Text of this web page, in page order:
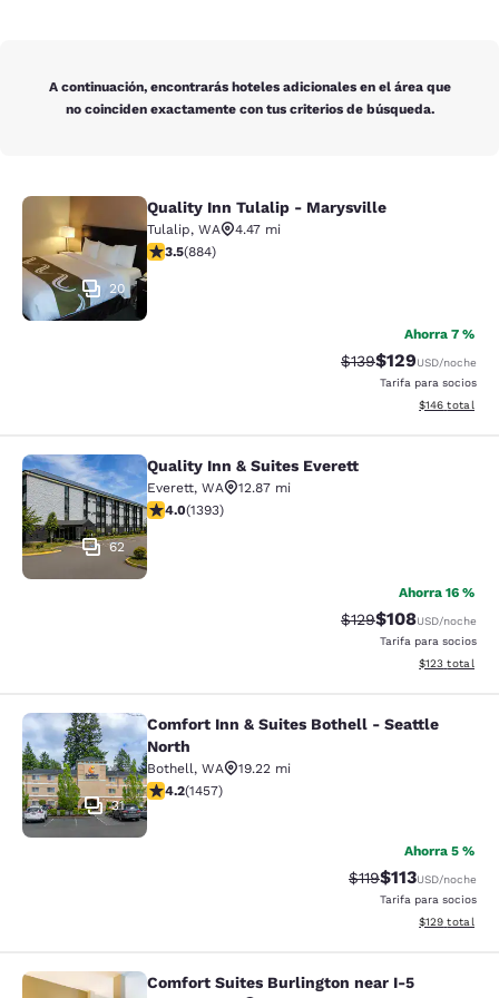
A continuación, encontrarás hoteles adicionales en el área que
no coinciden exactamente con tus criterios de búsqueda.
Quality Inn Tulalip - Marysville
20
Quality Inn Tulalip - Marysville
Tulalip, WA
4.47 mi
calificación de 3.53 estrellas. Bueno. 884 reseñas
3.5(884)
Ahorra 7 %
Precio tachado:
$139Precio con
$129USD/noche
Tarifa para socios
Ver detalles
$146 total
Quality Inn & Suites Everett
62
Quality Inn & Suites Everett
Everett, WA
12.87 mi
calificación de 3.98 estrellas. Bueno. 1393 reseñas
4.0(1393)
Ahorra 16 %
Precio tachado:
$129Precio con
$108USD/noche
Tarifa para socios
Ver detalles
$123 total
Comfort Inn & Suites Bothell -
31
Comfort Inn & Suites Bothell - Seattle
North
Bothell, WA
19.22 mi
calificación de 4.17 estrellas. Muy bueno. 1457 reseñas
4.2(1457)
Ahorra 5 %
Precio tachado:
$119Precio con
$113USD/noche
Tarifa para socios
Ver detalles
$129 total
Comfort Suites Burlington near I-5
Comfort Suites Burlington near I-5